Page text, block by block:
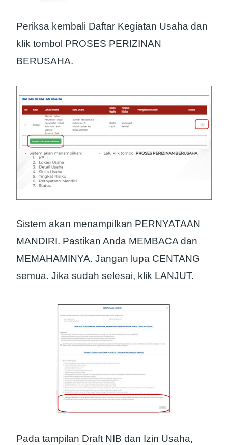
Periksa kembali Daftar Kegiatan Usaha dan
klik tombol PROSES PERIZINAN
BERUSAHA.
Sistem akan menampilkan PERNYATAAN
MANDIRI. Pastikan Anda MEMBACA dan
MEMAHAMINYA. Jangan lupa CENTANG
semua. Jika sudah selesai, klik LANJUT.
Pada tampilan Draft NIB dan Izin Usaha,